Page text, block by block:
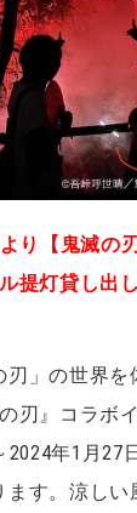
り【鬼滅の
提灯貸し出
刃」の世界
刃』コラボ
2024年1月27
ます。涼し